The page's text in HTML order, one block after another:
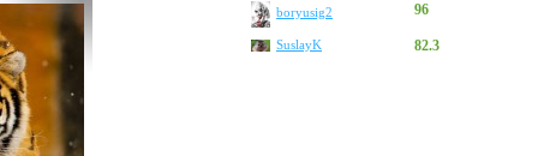
boryusig2 96
SuslayK 82.3